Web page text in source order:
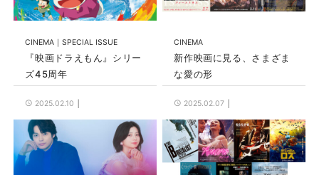
CINEMA SPECIAL ISSUE
『映画ドラえもん』シリー
ズ45周年
2025.02.10
CINEMA
新作映画に見る、さまざま
な愛の形
2025.02.07